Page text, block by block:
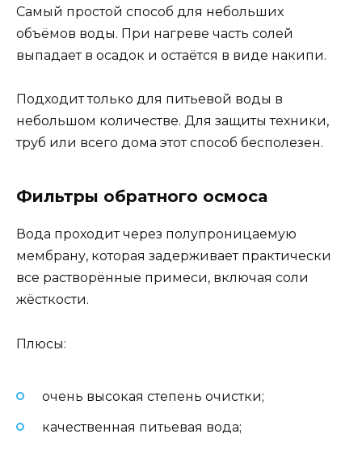
Самый простой способ для небольших
объёмов воды. При нагреве часть солей
выпадает в осадок и остаётся в виде накипи.
Подходит только для питьевой воды в
небольшом количестве. Для защиты техники,
труб или всего дома этот способ бесполезен.
Фильтры обратного осмоса
Вода проходит через полупроницаемую
мембрану, которая задерживает практически
все растворённые примеси, включая соли
жёсткости.
Плюсы:
очень высокая степень очистки;
качественная питьевая вода;